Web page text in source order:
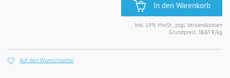
In den Warenkorb
Inkl. 19% MwSt., zzgl. Versandkosten
Grundpreis: 18,61 €/kg
Auf den Wunschzettel